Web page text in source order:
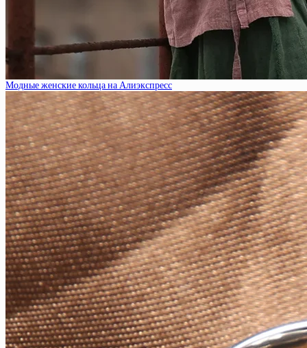
Модные женские кольца на Алиэкспресс